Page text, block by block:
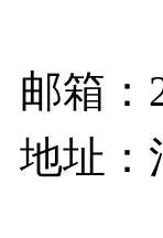
邮箱：
地址：